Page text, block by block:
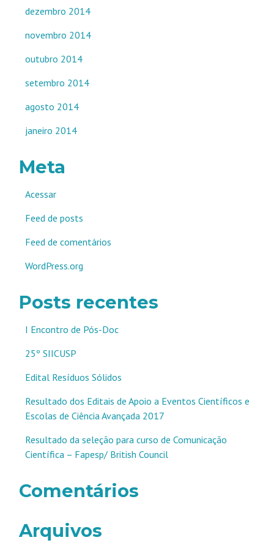
dezembro 2014
novembro 2014
outubro 2014
setembro 2014
agosto 2014
janeiro 2014
Meta
Acessar
Feed de posts
Feed de comentários
WordPress.org
Posts recentes
I Encontro de Pós-Doc
25º SIICUSP
Edital Resíduos Sólidos
Resultado dos Editais de Apoio a Eventos Científicos e
Escolas de Ciência Avançada 2017
Resultado da seleção para curso de Comunicação
Científica – Fapesp/ British Council
Comentários
Arquivos